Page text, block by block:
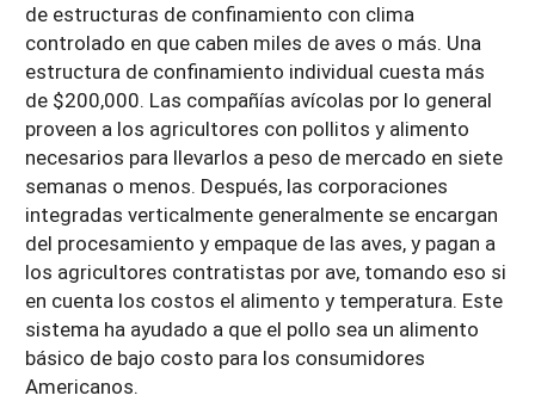
de estructuras de confinamiento con clima
controlado en que caben miles de aves o más. Una
estructura de confinamiento individual cuesta más
de $200,000. Las compañías avícolas por lo general
proveen a los agricultores con pollitos y alimento
necesarios para llevarlos a peso de mercado en siete
semanas o menos. Después, las corporaciones
integradas verticalmente generalmente se encargan
del procesamiento y empaque de las aves, y pagan a
los agricultores contratistas por ave, tomando eso si
en cuenta los costos el alimento y temperatura. Este
sistema ha ayudado a que el pollo sea un alimento
básico de bajo costo para los consumidores
Americanos.